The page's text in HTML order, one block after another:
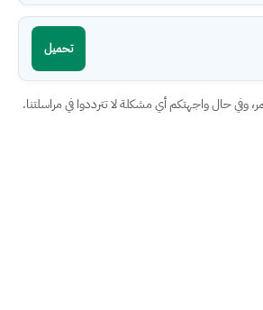
تحميل
وفي حال واجهتكم أي مشكلة لا تترددوا في مراسلتنا.